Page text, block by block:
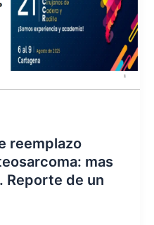
reemplazo
mas
Reporte de un